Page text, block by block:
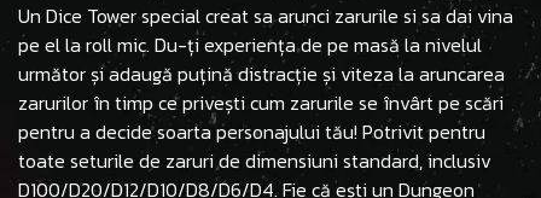
Un Dice Tower special creat sa arunci zarurile si sa dai vina
pe el la roll mic. Du-ți experiența de pe masă la nivelul
următor și adaugă puțină distracție și viteza la aruncarea
zarurilor în timp ce privești cum zarurile se învârt pe scări
pentru a decide soarta personajului tău! Potrivit pentru
toate seturile de zaruri de dimensiuni standard, inclusiv
D100/D20/D12/D10/D8/D6/D4. Fie că ești un Dungeon